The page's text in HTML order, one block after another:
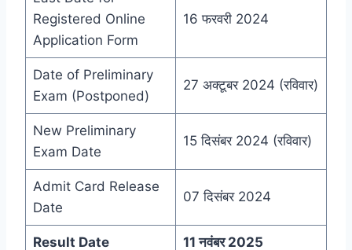
Registered Online
Application Form
16 फरवरी 2024
Date of Preliminary
Exam (Postponed)
27 अक्टूबर 2024 (रविवार)
New Preliminary
Exam Date
15 दिसंबर 2024 (रविवार)
Admit Card Release
Date
07 दिसंबर 2024
Result Date 11 नवंबर 2025